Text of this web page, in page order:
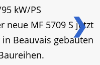
❯
kW/PS
MF 5709 S jetzt
Beauvais gebauten